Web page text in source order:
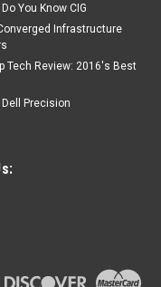
You Know CIG
Infrastructure
Tech Review: 2016's Best
Precision